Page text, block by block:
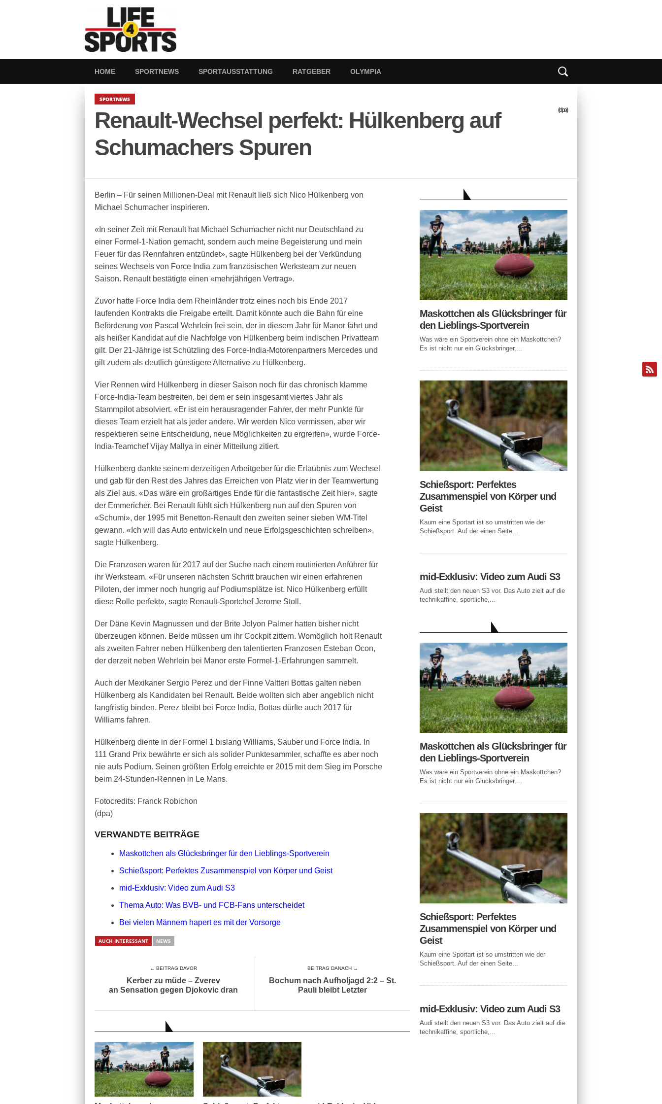
HOME SPORTNEWS SPORTAUSSTATTUNG RATGEBER OLYMPIA
SPORTNEWS
Renault-Wechsel perfekt: Hülkenberg auf
Schumachers Spuren
(dpa)
Berlin – Für seinen Millionen-Deal mit Renault ließ sich Nico Hülkenberg von
Michael Schumacher inspirieren.
«In seiner Zeit mit Renault hat Michael Schumacher nicht nur Deutschland zu
einer Formel-1-Nation gemacht, sondern auch meine Begeisterung und mein
Feuer für das Rennfahren entzündet»​, sagte Hülkenberg bei der Verkündung
seines Wechsels von Force India zum französischen Werksteam zur neuen
Saison. Renault bestätigte einen «mehrjährigen Vertrag»​.
Zuvor hatte Force India dem Rheinländer trotz eines noch bis Ende 2017
laufenden Kontrakts die Freigabe erteilt. Damit könnte auch die Bahn für eine
Beförderung von Pascal Wehrlein frei sein, der in diesem Jahr für Manor fährt und
als heißer Kandidat auf die Nachfolge von Hülkenberg beim indischen Privatteam
gilt. Der 21-Jährige ist Schützling des Force-India-Motorenpartners Mercedes und
gilt zudem als deutlich günstigere Alternative zu Hülkenberg.
Vier Rennen wird Hülkenberg in dieser Saison noch für das chronisch klamme
Force-India-Team bestreiten, bei dem er sein insgesamt viertes Jahr als
Stammpilot absolviert. «Er ist ein herausragender Fahrer, der mehr Punkte für
dieses Team erzielt hat als jeder andere. Wir werden Nico vermissen, aber wir
respektieren seine Entscheidung, neue Möglichkeiten zu ergreifen», wurde Force-
India-Teamchef Vijay Mallya in einer Mitteilung zitiert. ​
Hülkenberg dankte seinem derzeitigen Arbeitgeber für die Erlaubnis zum Wechsel
und gab für den Rest des Jahres das Erreichen von Platz vier in der Teamwertung
als Ziel aus. «Das wäre ein großartiges Ende für die fantastische Zeit hier», sagte
der Emmericher. Bei Renault fühlt sich Hülkenberg nun auf den Spuren von
«Schumi», der 1995 mit Benetton-Renault den zweiten seiner sieben WM-Titel
gewann. «Ich will das Auto entwickeln und neue Erfolgsgeschichten schreiben»,
sagte Hülkenberg.
Die Franzosen waren für 2017 auf der Suche nach einem routinierten Anführer für
ihr Werksteam. «Für unseren nächsten Schritt brauchen wir einen erfahrenen
Piloten, der immer noch hungrig auf Podiumsplätze ist. Nico Hülkenberg erfüllt
diese Rolle perfekt», sagte Renault-Sportchef Jerome Stoll.
Der Däne Kevin Magnussen und der Brite Jolyon Palmer hatten bisher nicht
überzeugen können. Beide müssen um ihr Cockpit zittern. Womöglich holt Renault
als zweiten Fahrer neben Hülkenberg den talentierten Franzosen Esteban Ocon,
der derzeit neben Wehrlein bei Manor erste Formel-1-Erfahrungen sammelt.
Auch der Mexikaner Sergio Perez und der Finne Valtteri Bottas galten neben
Hülkenberg als Kandidaten bei Renault. Beide wollten sich aber angeblich nicht
langfristig binden. Perez bleibt bei Force India, Bottas dürfte auch 2017 für
Williams fahren.
Hülkenberg diente in der Formel 1 bislang Williams, Sauber und Force India. In
111 Grand Prix bewährte er sich als solider Punktesammler, schaffte es aber noch
nie aufs Podium. Seinen größten Erfolg erreichte er 2015 mit dem Sieg im Porsche
beim 24-Stunden-Rennen in Le Mans.
Fotocredits: Franck Robichon
(dpa)
VERWANDTE BEITRÄGE
Maskottchen als Glücksbringer für den Lieblings-Sportverein
Schießsport: Perfektes Zusammenspiel von Körper und Geist
mid-Exklusiv: Video zum Audi S3
Thema Auto: Was BVB- und FCB-Fans unterscheidet
Bei vielen Männern hapert es mit der Vorsorge
AUCH INTERESSANT NEWS
← BEITRAG DAVOR
Kerber zu müde – Zverev
an Sensation gegen Djokovic dran
BEITRAG DANACH →
Bochum nach Aufholjagd 2:2 – St.
Pauli bleibt Letzter
Maskottchen als Glücksbringer für
den Lieblings-Sportverein
Was wäre ein Sportverein ohne ein Maskottchen?
Es ist nicht nur ein Glücksbringer,...
Schießsport: Perfektes
Zusammenspiel von Körper und
Geist
Kaum eine Sportart ist so umstritten wie der
Schießsport. Auf der einen Seite...
mid-Exklusiv: Video zum Audi S3
Audi stellt den neuen S3 vor. Das Auto zielt auf die
technikaffine, sportliche,...
Maskottchen als Glücksbringer für
den Lieblings-Sportverein
Was wäre ein Sportverein ohne ein Maskottchen?
Es ist nicht nur ein Glücksbringer,...
Schießsport: Perfektes
Zusammenspiel von Körper und
Geist
Kaum eine Sportart ist so umstritten wie der
Schießsport. Auf der einen Seite...
mid-Exklusiv: Video zum Audi S3
Audi stellt den neuen S3 vor. Das Auto zielt auf die
technikaffine, sportliche,...